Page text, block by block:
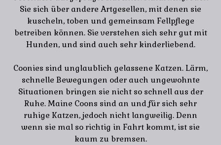
Sie sich über andere Artgesellen, mit denen sie
kuscheln, toben und gemeinsam Fellpflege
betreiben können. Sie verstehen sich sehr gut mit
Hunden, und sind auch sehr kinderliebend.
Coonies sind unglaublich gelassene Katzen. Lärm,
schnelle Bewegungen oder auch ungewohnte
Situationen bringen sie nicht so schnell aus der
Ruhe. Maine Coons sind an und für sich sehr
ruhige Katzen, jedoch nicht langweilig. Denn
wenn sie mal so richtig in Fahrt kommt, ist sie
kaum zu bremsen.